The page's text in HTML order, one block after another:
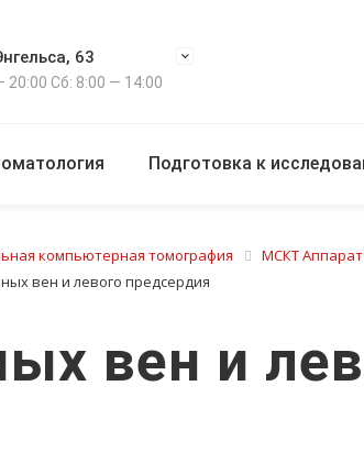
63
20:00 Сб: 8:00 — 14:00
Подготовка к
компьютерная томография
МСКТ Аппарат
вен и левого предсердия
вен и